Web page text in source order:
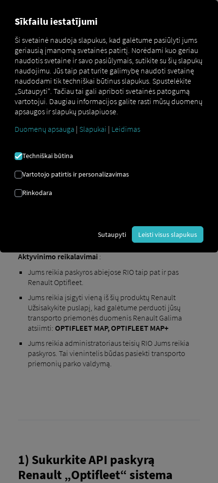
Marketplace Connectors Renault Connect How to
RENAULT
ĮDARBINIMAS
Žingsnis po žingsnio instrukcijos,
kaip aprūpinti savo transporto
priemones RIO prisijungti.
Aktyvinimo reikalavimai :
Jums reikia paskyros abiejose RIO taip pat ir pas
Renault Optifleet.
Jums reikia įsigyti vieną iš šių produktų Renault
Užsisakykite puslapį, kad galėtume perduoti jūsų
transporto priemonės duomenis Renault Galima
atsiimti: OPTIFLEET MAP, OPTIFLEET MAP+
Jums reikia administratoriaus teisių RIO Jums reikia
paskyros. Tai vienintelis būdas pasiekti transporto
priemonių parko valdymą.
1) Sukurkite API paskyrą
Renault „Optifleet“ sistema
Sīkfailu iestatījumi
Ši svetainė naudoja slapukus, kad galėtume pasiūlyti jums
geriausią įmanomą svetainės patirtį. Norėdami kuo geriau
naudotis svetaine ir savo pasiūlymais, sutikite su šių slapukų
naudojimu. Jūs taip pat turite galimybę naudoti svetainę
naudodami tik techniškai būtinus slapukus. Spustelėkite
„Sutaupyti“. Tačiau tai gali apriboti svetainės patogumą
vartotojui. Daugiau informacijos galite rasti mūsų duomenų
apsaugos ir slapukų puslapiuose.
Duomenų apsauga | Slapukai | Leidimas
Techniškai būtina
Vartotojo patirtis ir personalizavimas
Rinkodara
Sutaupyti Leisti visus slapukus